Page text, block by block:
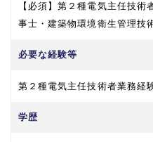
【必須】第２種電気主任技
事士・建築物環境衛生管理技
必要な経験等
第２種電気主任技術者業務
学歴